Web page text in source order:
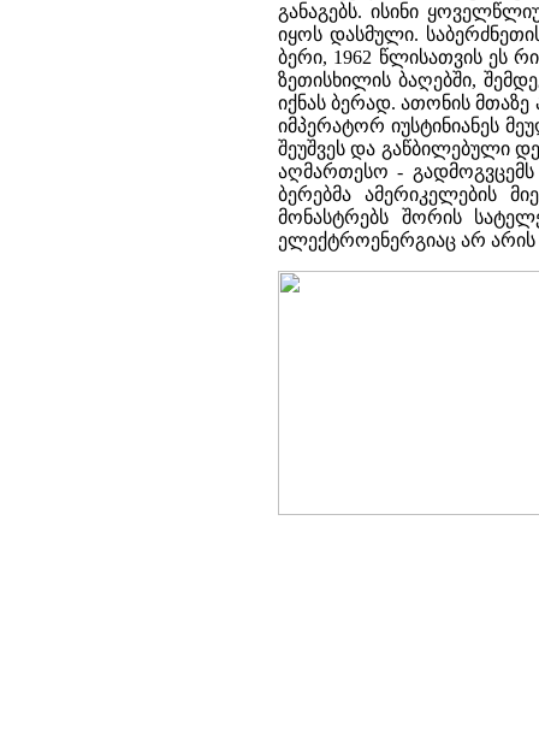
განაგებს. ისინი
იყოს დასმული.
ბერი, 1962 წლისათვის ეს
ზეთისხილის ბაღებში,
იქნას ბერად. ათონის
იმპერატორ იუსტინიანეს
შეუშვეს და გაწბილებული
აღმართესო - გადმოგვცემს
ბერებმა ამერიკელების
მონასტრებს შორის
ელექტროენერგიაც არ არის